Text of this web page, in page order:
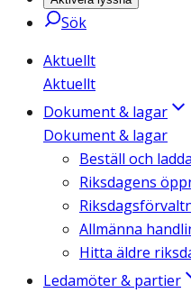
Sök
Aktuellt
Aktuellt
Dokument & lagar
Dokument & lagar
Beställ och
Riksdagens
Allmänna
Hitta äldre
Ledamöter & partier